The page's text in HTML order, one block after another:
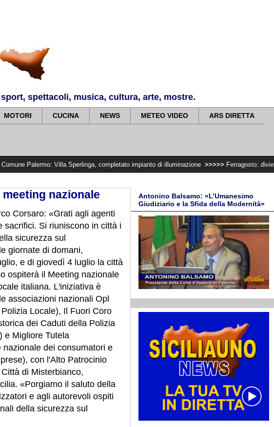
spettacoli, musica, cultura, arte, mostre.
MOTORI CUCINA NEWS METEO VIDEO ARS DIRETTA
Villa Sperlinga, completato impianto di illuminazione >>>>> Ferragosto: divieto di
nazionale
Corsaro: «Grati agli agenti
sacrifici. Si riuniscono in città i
sicurezza sul
giornate di domani,
e di giovedì 4 luglio la città
ospiterà il Meeting nazionale
italiana. L'iniziativa è
associazioni nazionali Opl
Locale), Il Fuori Coro
dei Caduti della Polizia
e Migliore Tutela
nazionale dei consumatori e
con l'Alto Patrocinio
di Misterbianco,
«Porgiamo il saluto della
e agli autorevoli ospiti
della sicurezza sul
Antonino Balsamo: «L’Umanesimo
Giudiziario e la Sfida della Modernità»